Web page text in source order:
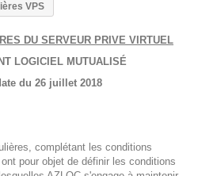
VPS
DU SERVEUR PRIVE VIRTUEL
LOGICIEL MUTUALISÉ
du 26 juillet 2018
complétant les conditions
pour objet de définir les conditions